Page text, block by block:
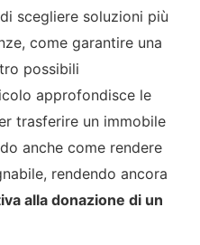
scegliere soluzioni più
come garantire una
possibili
approfondisce le
trasferire un immobile
anche come rendere
rendendo ancora
alla donazione di un